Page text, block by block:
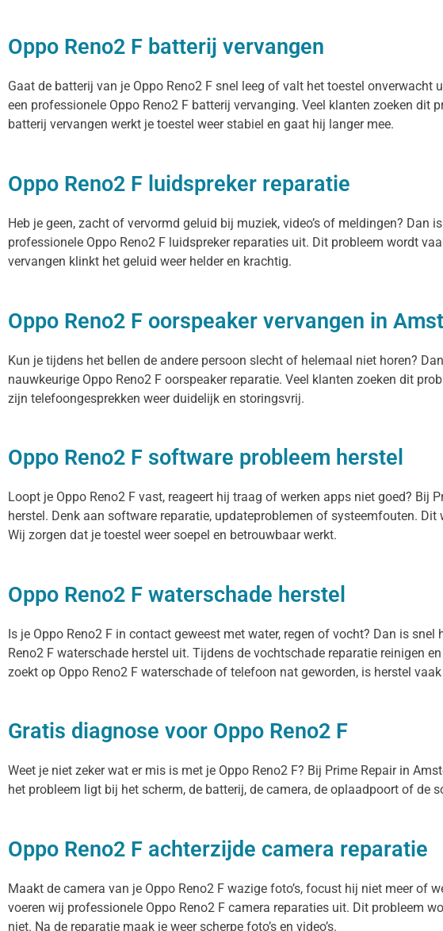
Oppo Reno2 F batterij vervangen
Gaat de batterij van je Oppo Reno2 F snel leeg of valt het toestel
een professionele Oppo Reno2 F batterij vervanging. Veel klanten zoeken
batterij vervangen werkt je toestel weer stabiel en gaat hij langer mee.
Oppo Reno2 F luidspreker reparatie
Heb je geen, zacht of vervormd geluid bij muziek, video’s of meldingen?
professionele Oppo Reno2 F luidspreker reparaties uit. Dit probleem wordt
vervangen klinkt het geluid weer helder en krachtig.
Oppo Reno2 F oorspeaker vervangen in
Kun je tijdens het bellen de andere persoon slecht of helemaal niet horen?
nauwkeurige Oppo Reno2 F oorspeaker reparatie. Veel klanten zoeken dit
zijn telefoongesprekken weer duidelijk en storingsvrij.
Oppo Reno2 F software probleem herstel
Loopt je Oppo Reno2 F vast, reageert hij traag of werken apps niet goed?
herstel. Denk aan software reparatie, updateproblemen of systeemfouten.
Wij zorgen dat je toestel weer soepel en betrouwbaar werkt.
Oppo Reno2 F waterschade herstel
Is je Oppo Reno2 F in contact geweest met water, regen of vocht? Dan is
Reno2 F waterschade herstel uit. Tijdens de vochtschade reparatie reinigen
zoekt op Oppo Reno2 F waterschade of telefoon nat geworden, is herstel
Gratis diagnose voor Oppo Reno2 F
Weet je niet zeker wat er mis is met je Oppo Reno2 F? Bij Prime Repair in
het probleem ligt bij het scherm, de batterij, de camera, de oplaadpoort of
Oppo Reno2 F achterzijde camera reparatie
Maakt de camera van je Oppo Reno2 F wazige foto’s, focust hij niet meer
voeren wij professionele Oppo Reno2 F camera reparaties uit. Dit probleem
niet. Na de reparatie maak je weer scherpe foto’s en video’s.